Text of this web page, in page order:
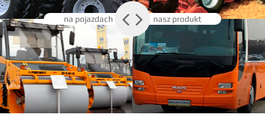
na pojazdach nasz produkt
 